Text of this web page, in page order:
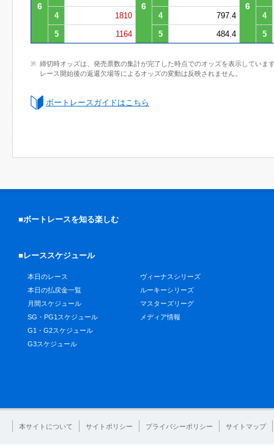
6 6 6
4
1810 4 797.4
4
5
1164 5 484.4 5
締切時オッズは、発売票数の集計が完了した時点でのオッズを表示していま
レース開始後の返還欠場等によるオッズの変動は反映されません。
ボートレースガイドはこちら
■ボートレースを知る楽しむ
■レーススケジュール
本日のレース
本日の払戻金一覧
月間スケジュール
SG・PG1スケジュール
G1・G2スケジュール
G3スケジュール
ヴィーナスシリーズ
ルーキーシリーズ
マスターズリーグ
メディア情報
本サイトについて サイトポリシー プライバシーポリシー サイトマップ